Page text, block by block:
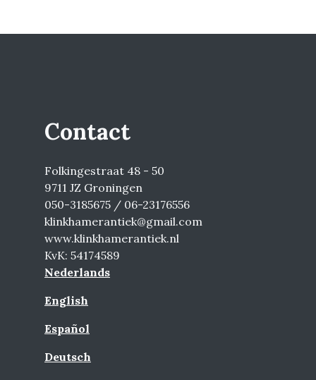
Contact
Folkingestraat 48 - 50
9711 JZ Groningen
050-3185675 / 06-23176556
klinkhamerantiek@gmail.com
www.klinkhamerantiek.nl
KvK: 54174589
Nederlands
English
Español
Deutsch